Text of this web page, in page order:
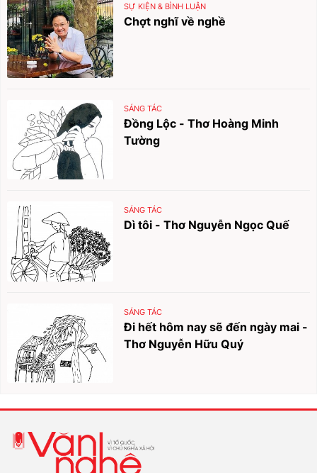
SỰ KIỆN & BÌNH LUẬN
Chợt nghĩ về nghề
SÁNG TÁC
Đồng Lộc - Thơ Hoàng Minh
Tường
SÁNG TÁC
Dì tôi - Thơ Nguyễn Ngọc Quế
SÁNG TÁC
Đi hết hôm nay sẽ đến ngày mai -
Thơ Nguyễn Hữu Quý